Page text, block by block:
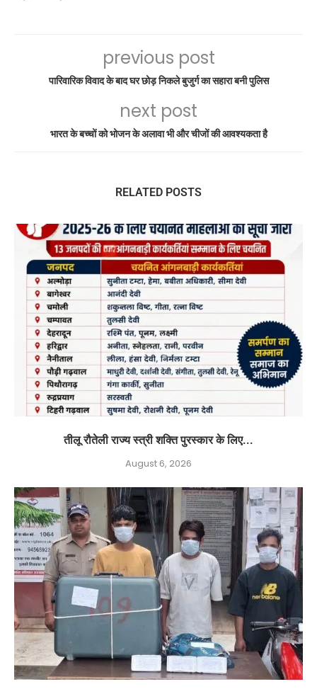
previous post
पारिवारिक विवाद के बाद घर छोड़ निकले बुजुर्ग का सहारा बनी पुलिस
next post
भारत के बच्चों को भोजन के अलावा भी और चीजों की आवश्यकता है
RELATED POSTS
तीलू रौतेली राज्य स्त्री शक्ति पुरस्कार के लिए...
August 6, 2026